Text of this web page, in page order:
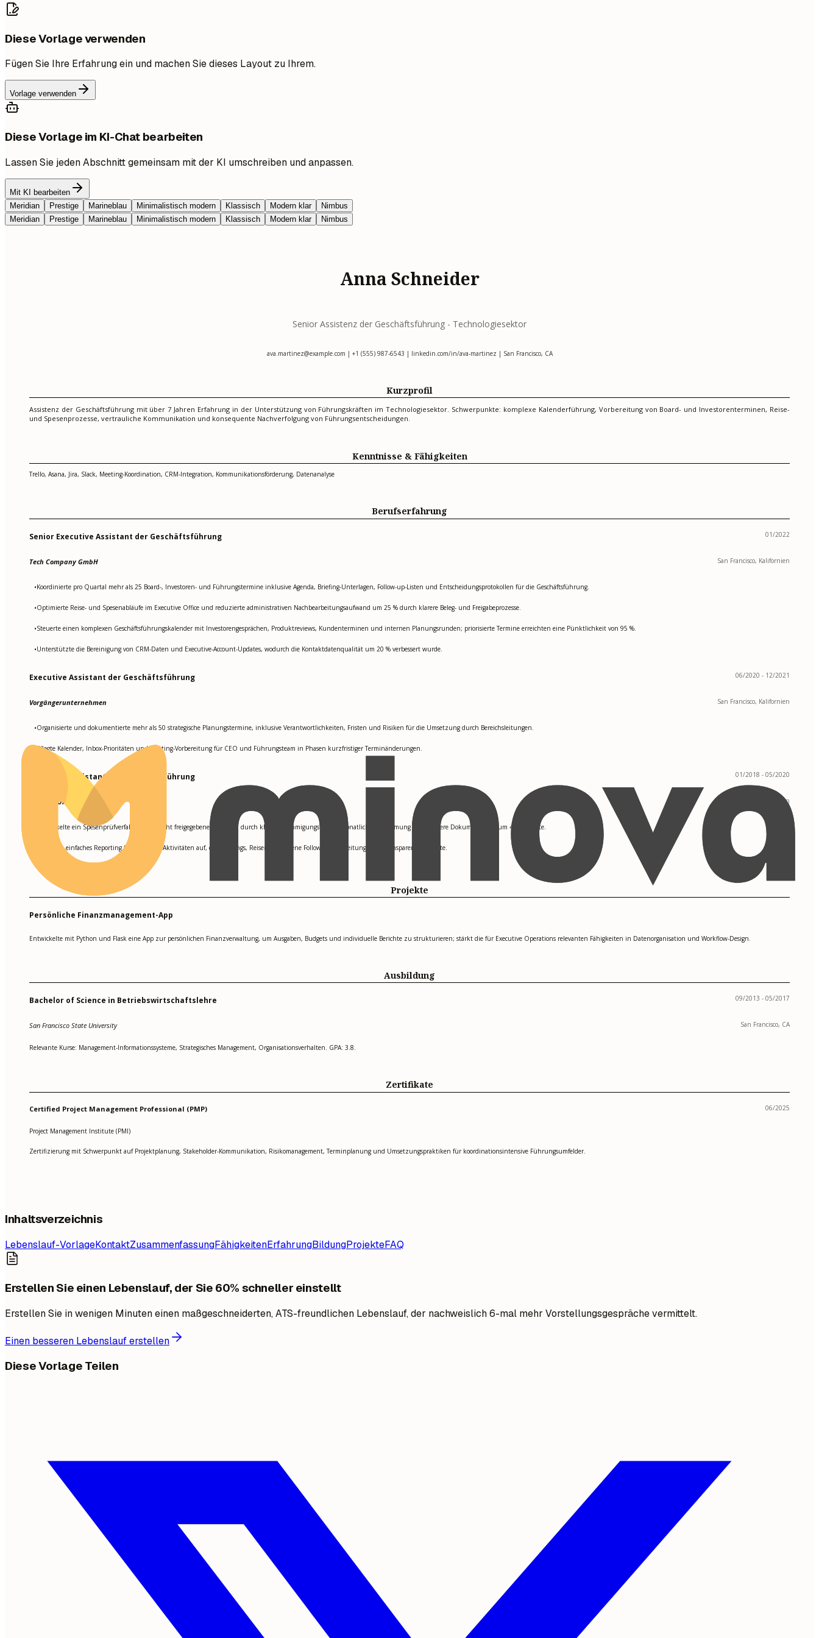
Diese Vorlage verwenden
Fügen Sie Ihre Erfahrung ein und machen Sie dieses Layout zu Ihrem.
Vorlage verwenden
Diese Vorlage im KI-Chat bearbeiten
Lassen Sie jeden Abschnitt gemeinsam mit der KI umschreiben und anpassen.
Mit KI bearbeiten
Meridian
Prestige Marineblau Minimalistisch modern Klassisch Modern klar
Nimbus
Meridian
Prestige Marineblau Minimalistisch modern Klassisch Modern klar Nimbus
Anna Schneider
Senior Assistenz der Geschäftsführung - Technologiesektor
ava.martinez@example.com | +1 (555) 987-6543 | linkedin.com/in/ava-martinez | San Francisco, CA
Kurzprofil
Assistenz der Geschäftsführung mit über 7 Jahren Erfahrung in der Unterstützung von Führungskräften im Technologiesektor. Schwerpunkte: komplexe Kalenderführung, Vorbereitung von Board- und Investorenterminen, Reise-
und Spesenprozesse, vertrauliche Kommunikation und konsequente Nachverfolgung von Führungsentscheidungen.
Kenntnisse & Fähigkeiten
Trello, Asana, Jira, Slack, Meeting-Koordination, CRM-Integration, Kommunikationsförderung, Datenanalyse
Berufserfahrung
Senior Executive Assistant der Geschäftsführung 01/2022
Tech Company GmbH San Francisco, Kalifornien
•Koordinierte pro Quartal mehr als 25 Board-, Investoren- und Führungstermine inklusive Agenda, Briefing-Unterlagen, Follow-up-Listen und Entscheidungsprotokollen für die Geschäftsführung.
•Optimierte Reise- und Spesenabläufe im Executive Office und reduzierte administrativen Nachbearbeitungsaufwand um 25 % durch klarere Beleg- und Freigabeprozesse.
•Steuerte einen komplexen Geschäftsführungskalender mit Investorengesprächen, Produktreviews, Kundenterminen und internen Planungsrunden; priorisierte Termine erreichten eine Pünktlichkeit von 95 %.
•Unterstützte die Bereinigung von CRM-Daten und Executive-Account-Updates, wodurch die Kontaktdatenqualität um 20 % verbessert wurde.
Executive Assistant der Geschäftsführung 06/2020 - 12/2021
Vorgängerunternehmen San Francisco, Kalifornien
•Organisierte und dokumentierte mehr als 50 strategische Planungstermine, inklusive Verantwortlichkeiten, Fristen und Risiken für die Umsetzung durch Bereichsleitungen.
Pflegte Kalender, Inbox-Prioritäten und Meeting-Vorbereitung für CEO und Führungsteam in Phasen kurzfristiger Terminänderungen.
Executive Assistant der Geschäftsführung 01/2018 - 05/2020
Anderes Unternehmen GmbH San Francisco, Kalifornien
Entwickelte ein Spesenprüfverfahren, das nicht freigegebene Ausgaben durch klare Genehmigungsregeln, monatliche Abstimmung und saubere Dokumentation um 40 % senkte.
Baute ein einfaches Reporting für Executive-Aktivitäten auf, das Meetings, Reisen und offene Follow-ups im Leitungsbüro transparenter machte.
Projekte
Persönliche Finanzmanagement-App
Entwickelte mit Python und Flask eine App zur persönlichen Finanzverwaltung, um Ausgaben, Budgets und individuelle Berichte zu strukturieren; stärkt die für Executive Operations relevanten Fähigkeiten in Datenorganisation und Workflow-Design.
Ausbildung
Bachelor of Science in Betriebswirtschaftslehre 09/2013 - 05/2017
San Francisco State University San Francisco, CA
Relevante Kurse: Management-Informationssysteme, Strategisches Management, Organisationsverhalten. GPA: 3.8.
Zertifikate
Certified Project Management Professional (PMP) 06/2025
Project Management Institute (PMI)
Zertifizierung mit Schwerpunkt auf Projektplanung, Stakeholder-Kommunikation, Risikomanagement, Terminplanung und Umsetzungspraktiken für koordinationsintensive Führungsumfelder.
Inhaltsverzeichnis
Lebenslauf-VorlageKontaktZusammenfassungFähigkeitenErfahrungBildungProjekteFAQ
Erstellen Sie einen Lebenslauf, der Sie 60% schneller einstellt
Erstellen Sie in wenigen Minuten einen maßgeschneiderten, ATS-freundlichen Lebenslauf, der nachweislich 6-mal mehr Vorstellungsgespräche vermittelt.
Einen besseren Lebenslauf erstellen
Diese Vorlage Teilen